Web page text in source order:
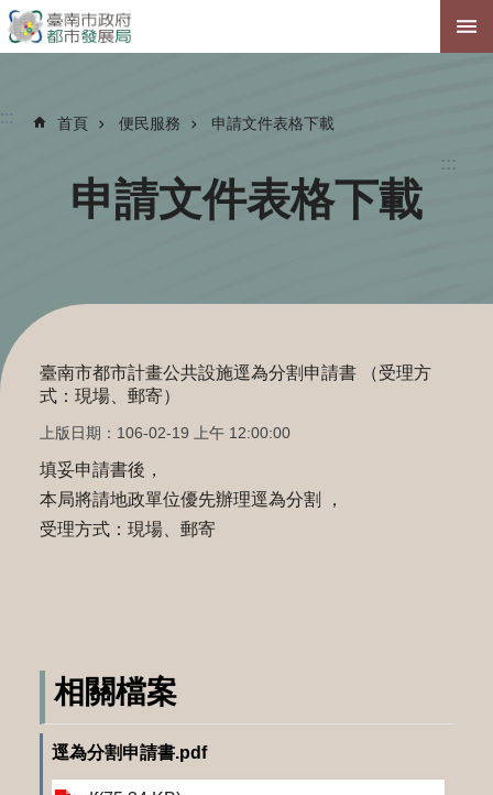
跳到主要內容區塊
:::
::: 首頁 便民服務 申請文件表格下載
申請文件表格下載
臺南市都市計畫公共設施逕為分割申請書 （受理方
式：現場、郵寄）
上版日期：106-02-19 上午 12:00:00
填妥申請書後，
本局將請地政單位優先辦理逕為分割 ，
受理方式：現場、郵寄
相關檔案
逕為分割申請書.pdf